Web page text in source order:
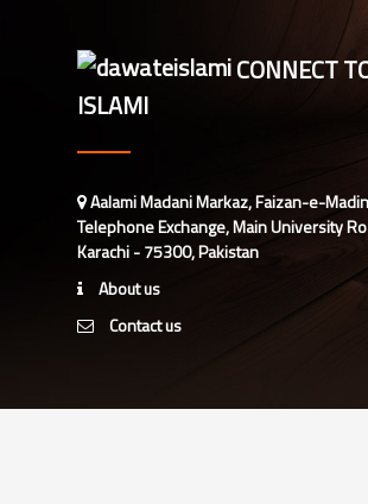
CONNECT
ISLAMI
Aalami Madani Markaz, Faizan-e-
Telephone Exchange, Main University
Karachi - 75300, Pakistan
About us
Contact us